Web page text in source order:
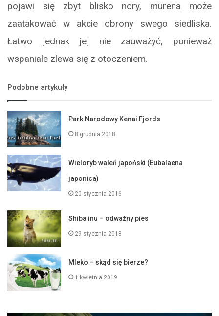
pojawi się zbyt blisko nory, murena może
zaatakować w akcie obrony swego siedliska.
Łatwo jednak jej nie zauważyć, ponieważ
wspaniale zlewa się z otoczeniem.
Podobne artykuły
Park Narodowy Kenai Fjords
8 grudnia 2018
Wieloryb waleń japoński (Eubalaena
japonica)
20 stycznia 2016
Shiba inu – odważny pies
29 stycznia 2018
Mleko – skąd się bierze?
1 kwietnia 2019